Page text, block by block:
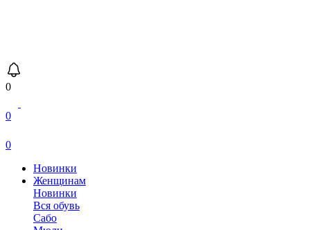
0
0
0
Новинки
Женщинам
Новинки
Вся обувь
Сабо